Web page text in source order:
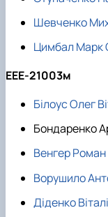
Шевченко
Цимбал Марк
ЕЕЕ-21003м
Білоус Олег
Бондаренко
Венгер
Ворушило
Діденко